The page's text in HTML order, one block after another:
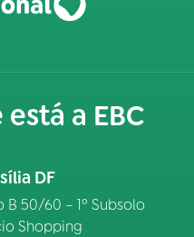
a EBC
DF
B 50/60 – 1º Subsolo
Shopping